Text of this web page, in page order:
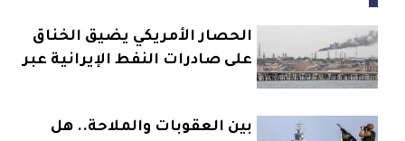
الحصار الأمريكي يضيق الخناق
على صادرات النفط الإيرانية عبر
بين العقوبات والملاحة.. هل